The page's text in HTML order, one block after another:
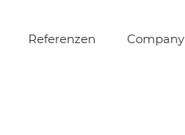
Referenzen Company